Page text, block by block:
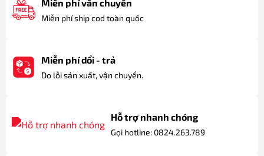
Miễn phí vẫn chuyển
Miễn phí ship cod toàn quốc
Miễn phí đổi - trả
Do lỗi sản xuất, vận chuyển.
Hỗ trợ nhanh chóng
Gọi hotline: 0824.263.789